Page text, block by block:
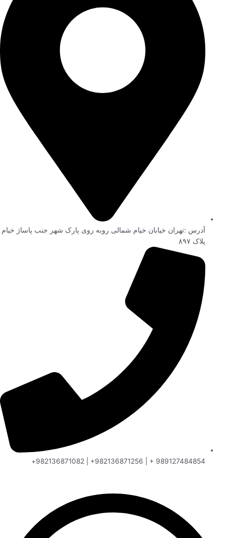
آدرس :تهران خیابان خیام شمالی روبه روی پارک شهر جنب پاساژ خیام
پلاک ۸۹۷ ​
989127484854 + | 982136871256+ | 982136871082+